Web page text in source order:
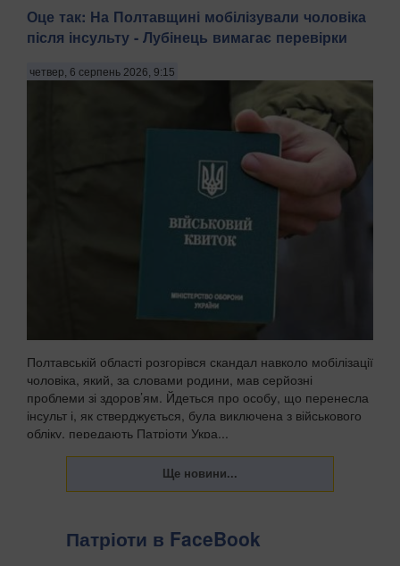
Оце так: На Полтавщині мобілізували чоловіка
після інсульту - Лубінець вимагає перевірки
четвер, 6 серпень 2026, 9:15
Полтавській області розгорівся скандал навколо мобілізації
чоловіка, який, за словами родини, мав серйозні
проблеми зі здоров’ям. Йдеться про особу, що перенесла
інсульт і, як стверджується, була виключена з військового
обліку, передають Патріоти Укра...
Патріоти в FaceBook